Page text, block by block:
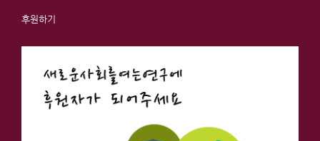
후원하기